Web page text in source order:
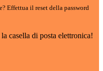
Effettua il reset della password
casella di posta elettronica!